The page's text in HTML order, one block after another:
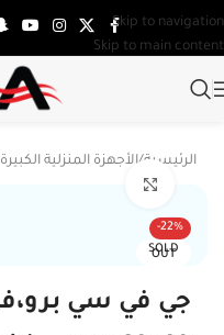
Skip to navigation
Skip to main content
الرئيسية/الأجهزة المنزلية الكبيرة
-22%
SOLD
OUT